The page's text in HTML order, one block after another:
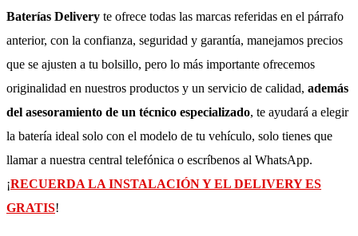
Baterías Delivery te ofrece todas las marcas referidas en el párrafo
anterior, con la confianza, seguridad y garantía, manejamos precios
que se ajusten a tu bolsillo, pero lo más importante ofrecemos
originalidad en nuestros productos y un servicio de calidad, además
del asesoramiento de un técnico especializado, te ayudará a elegir
la batería ideal solo con el modelo de tu vehículo, solo tienes que
llamar a nuestra central telefónica o escríbenos al WhatsApp.
¡RECUERDA LA INSTALACIÓN Y EL DELIVERY ES
GRATIS!